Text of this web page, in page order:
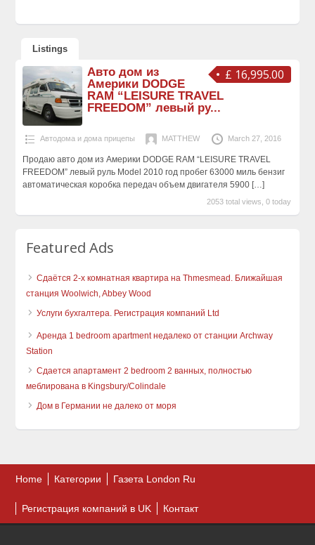
Listings
£ 16,995.00
Авто дом из
Америки DODGE
RAM “LEISURE TRAVEL
FREEDOM” левый ру...
Автодома и дома прицепы MATTHEW March 27, 2016
Продаю авто дом из Америки DODGE RAM “LEISURE TRAVEL
FREEDOM” левый руль Model 2010 год пробег 63000 миль бензиг
автоматическая коробка передач объем двигателя 5900 […]
2053 total views, 0 today
Featured Ads
Сдаётся 2-х комнатная квартира на Thmesmead. Ближайшая
станция Woolwich, Abbey Wood
Услуги бухгалтера. Регистрация компаний Ltd
Аренда 1 bedroom apartment недалеко от станции Archway
Station
Сдается апартамент 2 bedroom 2 ванных, полностью
меблирована в Kingsbury/Colindale
Дом в Германии не далеко от моря
Home Категории Газета London Ru
Регистрация компаний в UK Контакт